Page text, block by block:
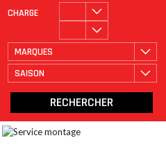
CHARGE
MARQUES
SAISON